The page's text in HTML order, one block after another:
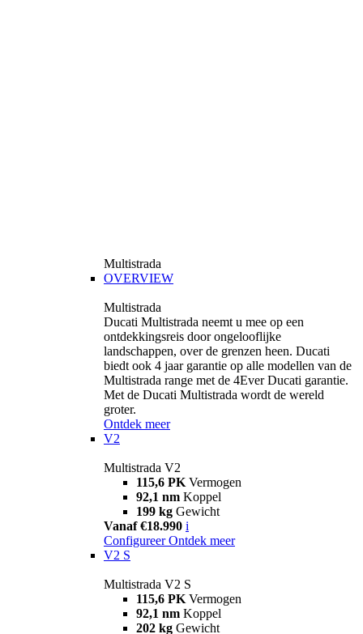
Multistrada
OVERVIEW
Multistrada
Ducati Multistrada neemt u mee op een
ontdekkingsreis door ongelooflijke
landschappen, over de grenzen heen. Ducati
biedt ook 4 jaar garantie op alle modellen van de
Multistrada range met de 4Ever Ducati garantie.
Met de Ducati Multistrada wordt de wereld
groter.
Ontdek meer
V2
Multistrada V2
115,6 PK Vermogen
92,1 nm Koppel
199 kg Gewicht
Vanaf €18.990 i
Configureer Ontdek meer
V2 S
Multistrada V2 S
115,6 PK Vermogen
92,1 nm Koppel
202 kg Gewicht